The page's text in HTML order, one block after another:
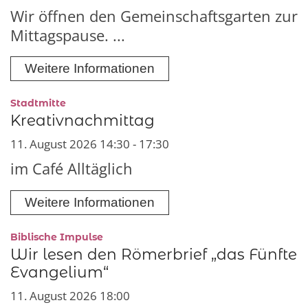
Wir öffnen den Gemeinschaftsgarten zur
Mittagspause. ...
Weitere Informationen
Stadtmitte:
Kreativnachmittag
11. August 2026 14:30 - 17:30
im Café Alltäglich
Weitere Informationen
Biblische Impulse:
Wir lesen den Römerbrief „das Fünfte
Evangelium“
11. August 2026 18:00